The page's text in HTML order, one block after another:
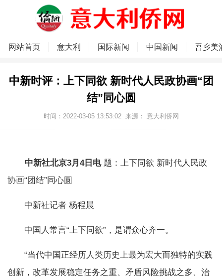
网站首页 意大利 国际新闻 中国新闻 吾乡美
中新时评：上下同欲 新时代人民政协画“团
结”同心圆
时间：2022-03-05 13:53:02 来源： 意大利侨网
中新社北京3月4日电题：上下同欲 新时代人民政
协画“团结”同心圆
中新社记者 杨程晨
中国人常言“上下同欲”，是谓众心齐一。
“当代中国正经历人类历史上最为宏大而独特的实践
创新，改革发展稳定任务之重、矛盾风险挑战之多、治